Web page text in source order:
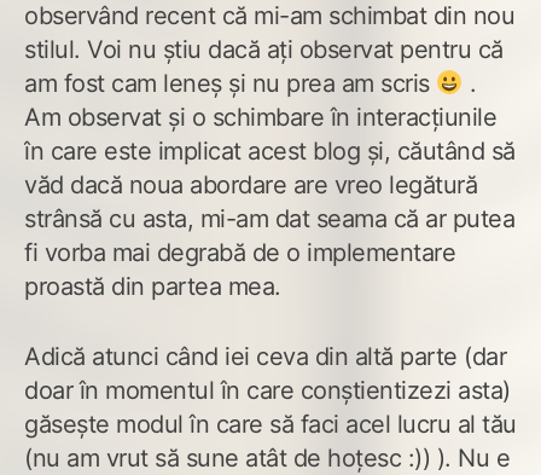
observând recent că mi-am schimbat din nou
stilul. Voi nu știu dacă ați observat pentru că
am fost cam leneș și nu prea am scris
.
Am observat și o schimbare în interacțiunile
în care este implicat acest blog și, căutând să
văd dacă noua abordare are vreo legătură
strânsă cu asta, mi-am dat seama că ar putea
fi vorba mai degrabă de o implementare
proastă din partea mea.
Adică atunci când iei ceva din altă parte (dar
doar în momentul în care conștientizezi asta)
găsește modul în care să faci acel lucru al tău
(nu am vrut să sune atât de hoțesc :)) ). Nu e